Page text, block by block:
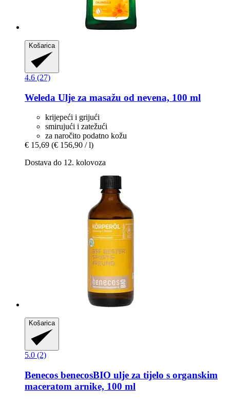
Košarica
4.6 (27)
Weleda Ulje za masažu od nevena, 100 ml
krijepeći i grijući
smirujući i zatežući
za naročito podatno kožu
€ 15,69 (€ 156,90 / l)
Dostava do 12. kolovoza
Košarica
5.0 (2)
Benecos benecosBIO ulje za tijelo s organskim
maceratom arnike, 100 ml